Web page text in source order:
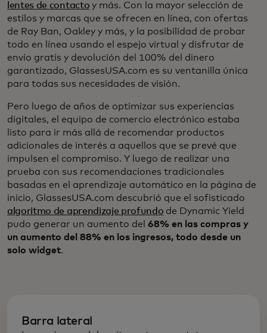
lentes de contacto y más. Con la mayor selección de
estilos y marcas que se ofrecen en línea, con ofertas
de Ray Ban, Oakley y más, y la posibilidad de probar
todo en línea usando el espejo virtual y disfrutar de
envío gratis y devolución del 100% del dinero
garantizado, GlassesUSA.com es su ventanilla única
para todas sus necesidades de visión.
Pero luego de años de optimizar sus experiencias
digitales, el equipo de comercio electrónico estaba
listo para ir más allá de recomendar productos
adicionales de interés a aquellos que se prevé que
impulsen el compromiso. Y luego de realizar una
prueba con sus recomendaciones tradicionales
basadas en el aprendizaje automático en la página de
inicio, GlassesUSA.com descubrió que el sofisticado
algoritmo de aprendizaje profundo de Dynamic Yield
pudo generar un aumento del 68% en las compras y
un aumento del 88% en los ingresos, todo desde un
solo widget.
Barra lateral